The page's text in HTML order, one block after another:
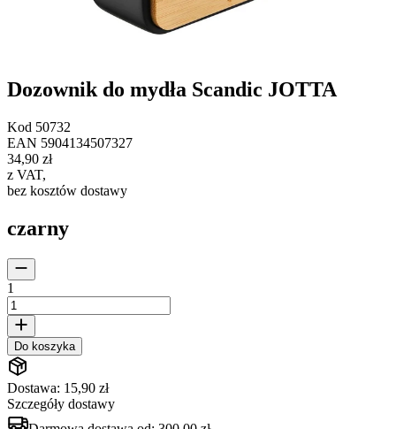
Dozownik do mydła Scandic JOTTA
Kod 50732
EAN 5904134507327
34,90 zł
z VAT,
bez kosztów dostawy
czarny
1
Do koszyka
Dostawa: 15,90 zł
Szczegóły dostawy